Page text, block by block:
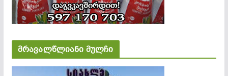
მრავალწლიანი მულჩი